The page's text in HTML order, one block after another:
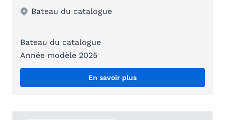
Bateau du catalogue
Bateau du catalogue
Année modèle 2025
En savoir plus